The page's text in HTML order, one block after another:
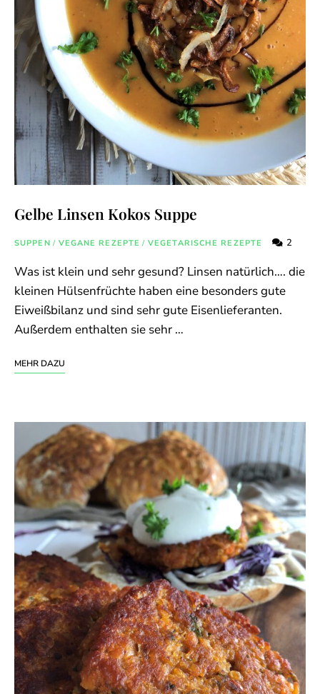
Gelbe Linsen Kokos Suppe
SUPPEN / VEGANE REZEPTE / VEGETARISCHE REZEPTE 2
Was ist klein und sehr gesund? Linsen natürlich…. die
kleinen Hülsenfrüchte haben eine besonders gute
Eiweißbilanz und sind sehr gute Eisenlieferanten.
Außerdem enthalten sie sehr …
MEHR DAZU